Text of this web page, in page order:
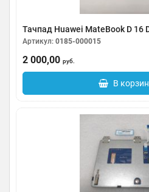
Тачпад Huawei MateBook D 16
Артикул: 0185-000015
2 000,00 руб.
В